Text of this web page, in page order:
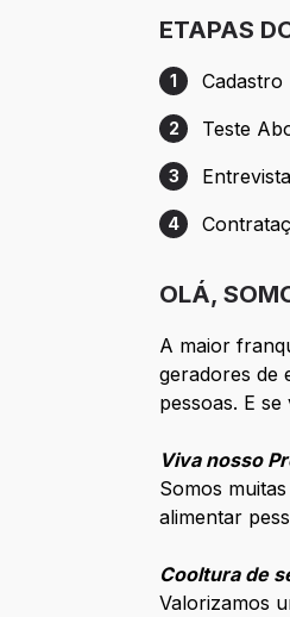
ETAPAS
Etapa 1:
1 Cadastro
Etapa 2: Teste
2 Teste
Etapa 3:
3
Etapa 4:
4
OLÁ,
A maior
geradores de
pessoas. E
Viva nosso
Somos
alimentar
Cooltura de
Valorizamos